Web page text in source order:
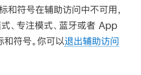
和符号在辅助访问中不可用，
、专注模式、蓝牙或者 App
符号。你可以退出辅助访问